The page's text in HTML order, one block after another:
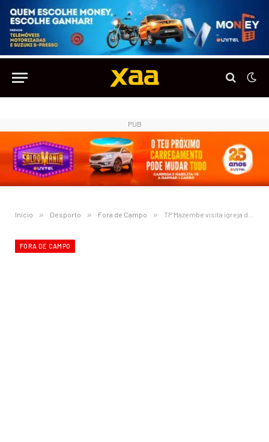
PUB
Início » Desporto » Fora de Campo » TP Mazembe visita igreja dias antes de enfrentar o Petro de Luanda na Liga dos Campeões Africanos
FORA DE CAMPO